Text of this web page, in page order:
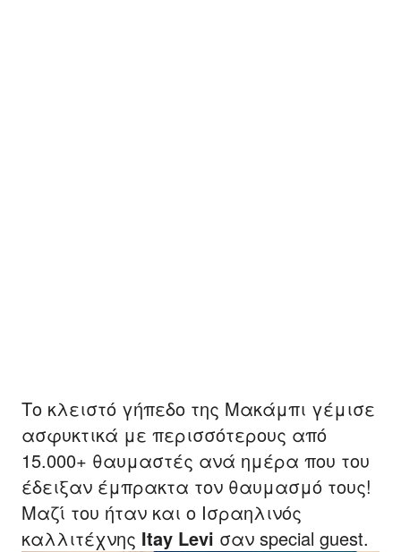
Το κλειστό γήπεδο της Μακάμπι γέμισε
ασφυκτικά με περισσότερους από
15.000+ θαυμαστές ανά ημέρα που του
έδειξαν έμπρακτα τον θαυμασμό τους!
Μαζί του ήταν και ο Ισραηλινός
καλλιτέχνης Itay Levi σαν special guest.